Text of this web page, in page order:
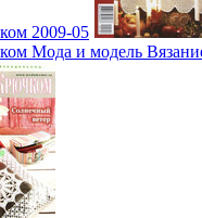
2009-05
Мода и модель